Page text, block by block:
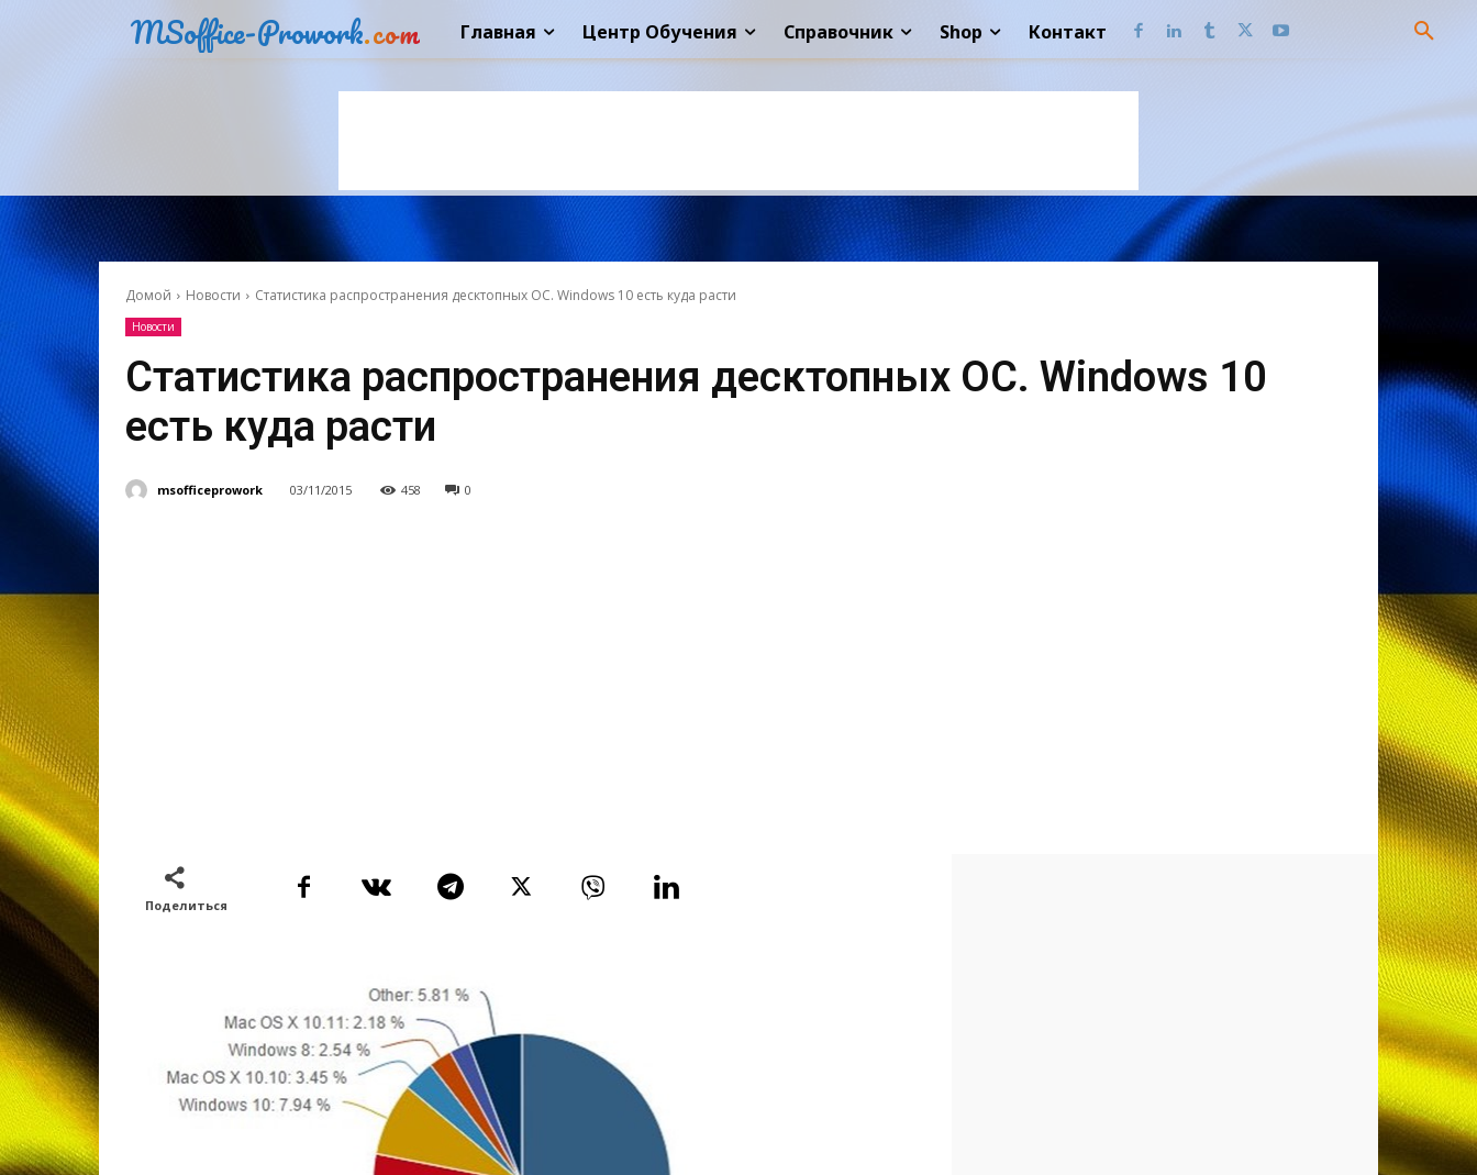
MSoffice-Prowork.com Главная Центр Обучения Справочник Shop Контакт
Домой Новости Статистика распространения десктопных ОС. Windows 10 есть куда расти
Новости
Статистика распространения десктопных ОС. Windows 10
есть куда расти
msofficeprowork 03/11/2015 458 0
Поделиться